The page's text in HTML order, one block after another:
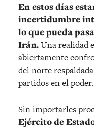
En estos días
incertidumbre
lo que pueda
Irán.Una realidad
abiertamente
del norte
partidos en el poder.
Sin importarles
Ejército de